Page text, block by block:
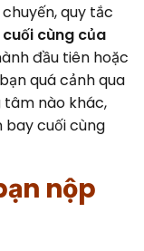
quy tắc
cùng của
đầu tiên hoặc
quá cảnh qua
tâm nào khác,
bay cuối cùng
nộp